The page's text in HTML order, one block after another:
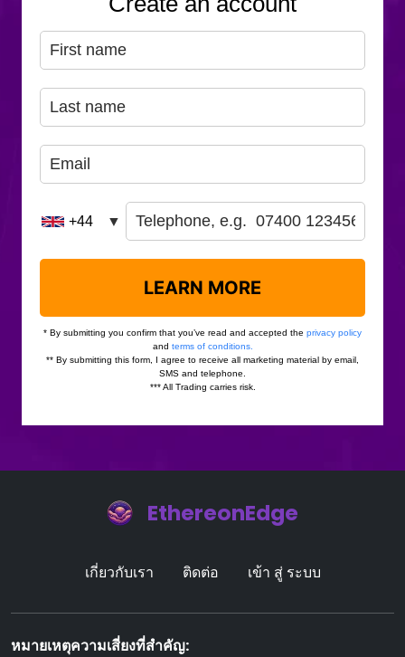
EthereonEdge
เกี่ยวกับเรา ติดต่อ เข้า สู่ ระบบ
หมายเหตุความเสี่ยงที่สําคัญ: